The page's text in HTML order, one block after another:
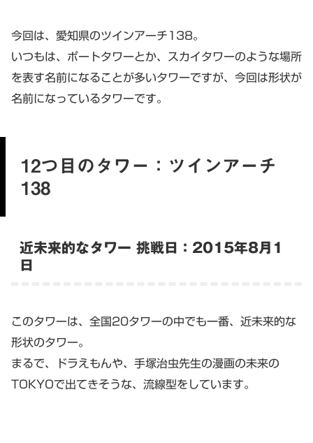
今回は、愛知県のツインアーチ138。
いつもは、ポートタワーとか、スカイタワーのような場所
を表す名前になることが多いタワーですが、今回は形状が
名前になっているタワーです。
12つ目のタワー：ツインアーチ
138
近未来的なタワー 挑戦日：2015年8月1
日
このタワーは、全国20タワーの中でも一番、近未来的な
形状のタワー。
まるで、ドラえもんや、手塚治虫先生の漫画の未来の
TOKYOで出てきそうな、流線型をしています。